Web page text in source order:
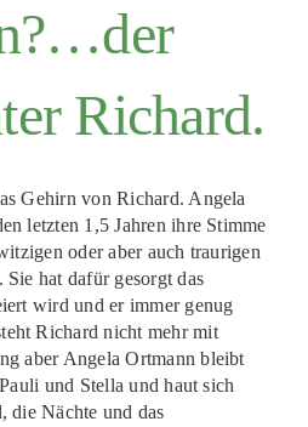
Richard.
Gehirn von Richard. Angela
letzten 1,5 Jahren ihre Stimme
oder aber auch traurigen
Sie hat dafür gesorgt das
wird und er immer genug
Richard nicht mehr mit
aber Angela Ortmann bleibt
und Stella und haut sich
die Nächte und das